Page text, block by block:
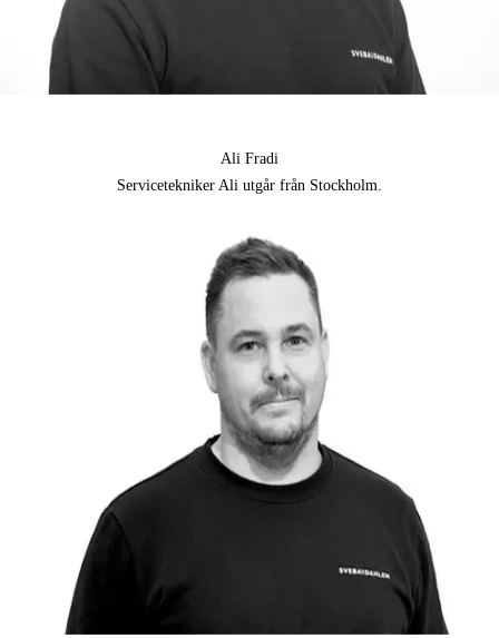
Ali Fradi
Servicetekniker Ali utgår från Stockholm.